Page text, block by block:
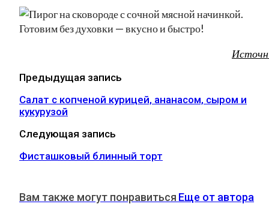
Предыдущая запись
Салат с копченой курицей, ананасом, сыром и
кукурузой
Следующая запись
Фисташковый блинный торт
Вам также могут понравиться Еще от автора